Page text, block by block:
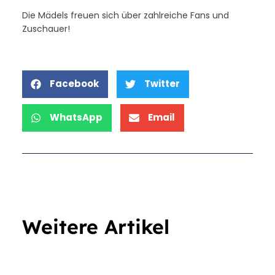
Die Mädels freuen sich über zahlreiche Fans und
Zuschauer!
Facebook Twitter
WhatsApp Email
Weitere Artikel